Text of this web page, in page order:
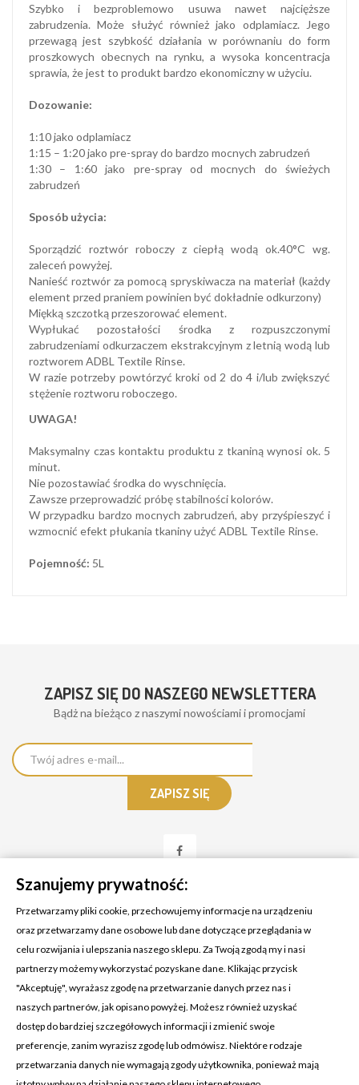
Szybko i bezproblemowo usuwa nawet najcięższe
zabrudzenia. Może służyć również jako odplamiacz. Jego
przewagą jest szybkość działania w porównaniu do form
proszkowych obecnych na rynku, a wysoka koncentracja
sprawia, że jest to produkt bardzo ekonomiczny w użyciu.
Dozowanie:
1:10 jako odplamiacz
1:15 – 1:20 jako pre-spray do bardzo mocnych zabrudzeń
1:30 – 1:60 jako pre-spray od mocnych do świeżych
zabrudzeń
Sposób użycia:
Sporządzić roztwór roboczy z ciepłą wodą ok.40°C wg.
zaleceń powyżej.
Nanieść roztwór za pomocą spryskiwacza na materiał (każdy
element przed praniem powinien być dokładnie odkurzony)
Miękką szczotką przeszorować element.
Wypłukać pozostałości środka z rozpuszczonymi
zabrudzeniami odkurzaczem ekstrakcyjnym z letnią wodą lub
roztworem ADBL Textile Rinse.
W razie potrzeby powtórzyć kroki od 2 do 4 i/lub zwiększyć
stężenie roztworu roboczego.
UWAGA!
Maksymalny czas kontaktu produktu z tkaniną wynosi ok. 5
minut.
Nie pozostawiać środka do wyschnięcia.
Zawsze przeprowadzić próbę stabilności kolorów.
W przypadku bardzo mocnych zabrudzeń, aby przyśpieszyć i
wzmocnić efekt płukania tkaniny użyć ADBL Textile Rinse.
Pojemność: 5L
ZAPISZ SIĘ DO NASZEGO NEWSLETTERA
Bądż na bieżąco z naszymi nowościami i promocjami
KONTAKT Z NAMI
Adres:
Cosmetic4car
Budzisz 73A
39-200 Dębica
Dominik:
Szanujemy prywatność:
Przetwarzamy pliki cookie, przechowujemy informacje na urządzeniu
oraz przetwarzamy dane osobowe lub dane dotyczące przeglądania w
celu rozwijania i ulepszania naszego sklepu. Za Twoją zgodą my i nasi
partnerzy możemy wykorzystać pozyskane dane. Klikając przycisk
"Akceptuję", wyrażasz zgodę na przetwarzanie danych przez nas i
naszych partnerów, jak opisano powyżej. Możesz również uzyskać
dostęp do bardziej szczegółowych informacji i zmienić swoje
preferencje, zanim wyrazisz zgodę lub odmówisz. Niektóre rodzaje
przetwarzania danych nie wymagają zgody użytkownika, ponieważ mają